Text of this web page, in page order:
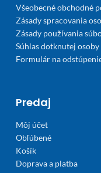
Všeobecné obchodné
Zásady spracovania
Zásady používania
Súhlas dotknutej osoby
Formulár na
Predaj
Môj účet
Obľúbené
Košík
Doprava a platba